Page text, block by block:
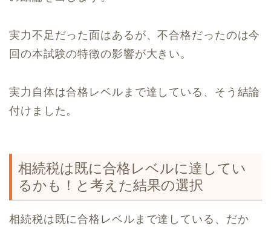
実力不足だった面はあるが、不合格だったのは今
回の本試験の特徴の影響が大きい。
実力自体は合格レベルまで達している、そう結論
付けました。
相続税は既に合格レベルに達してい
るかも！と考えた結果の選択
相続税は既に合格レベルまで達している、だか